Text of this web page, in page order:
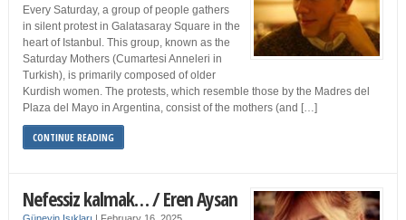
Every Saturday, a group of people gathers
in silent protest in Galatasaray Square in the
heart of Istanbul. This group, known as the
Saturday Mothers (Cumartesi Anneleri in
Turkish), is primarily composed of older
Kurdish women. The protests, which resemble those by the Madres del
Plaza del Mayo in Argentina, consist of the mothers (and […]
CONTINUE READING
Nefessiz kalmak… / Eren Aysan